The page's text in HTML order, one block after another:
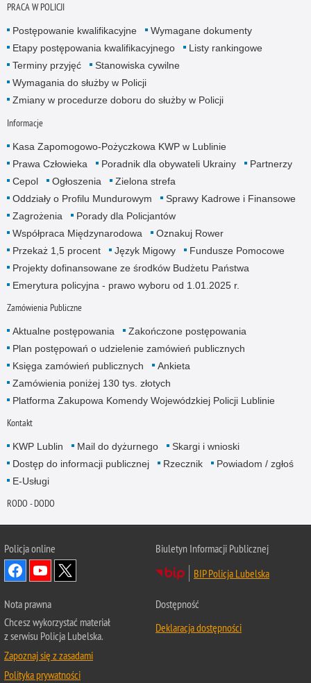
PRACA W POLICJI
Postępowanie kwalifikacyjne
Wymagane dokumenty
Etapy postępowania kwalifikacyjnego
Listy rankingowe
Terminy przyjęć
Stanowiska cywilne
Wymagania do służby w Policji
Zmiany w procedurze doboru do służby w Policji
Informacje
Kasa Zapomogowo-Pożyczkowa KWP w Lublinie
Prawa Człowieka
Poradnik dla obywateli Ukrainy
Partnerzy
Cepol
Ogłoszenia
Zielona strefa
Oddziały o Profilu Mundurowym
Sprawy Kadrowe i Finansowe
Zagrożenia
Porady dla Policjantów
Współpraca Międzynarodowa
Oznakuj Rower
Przekaż 1,5 procent
Język Migowy
Fundusze Pomocowe
Projekty dofinansowane ze środków Budżetu Państwa
Emerytura policyjna - prawo wyboru od 1.01.2025 r.
Zamówienia Publiczne
Aktualne postępowania
Zakończone postępowania
Plan postępowań o udzielenie zamówień publicznych
Księga zamówień publicznych
Ankieta
Zamówienia poniżej 130 tys. złotych
Platforma Zakupowa Komendy Wojewódzkiej Policji Lublinie
Kontakt
KWP Lublin Mail do dyżurnego
Skargi i wnioski
Dostęp do informacji publicznej
Rzecznik
Powiadom / zgłoś
E-Usługi
RODO - DODO
Policja online
Biuletyn Informacji Publicznej
BIP Policja Lubelska
Nota prawna
Chcesz wykorzystać materiał
z serwisu Policja Lubelska.
Zapoznaj się z zasadami
Polityka prywatności
Dostępność
Deklaracja dostępności